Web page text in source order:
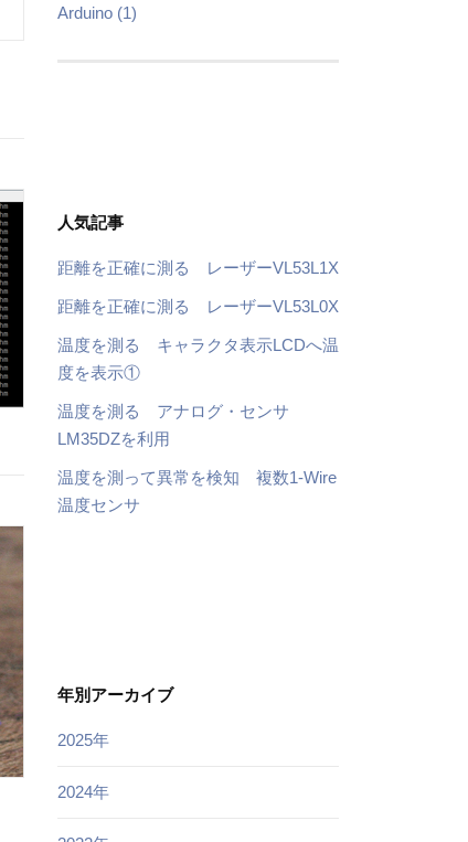
Arduino (1)
人気記事
距離を正確に測る レーザーVL53L1X
距離を正確に測る レーザーVL53L0X
温度を測る キャラクタ表示LCDへ温
度を表示①
温度を測る アナログ・センサ
LM35DZを利用
温度を測って異常を検知 複数1-Wire
温度センサ
年別アーカイブ
2025年
2024年